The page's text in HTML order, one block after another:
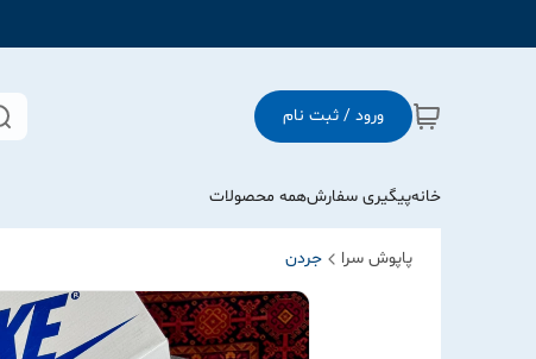
ورود / ثبت نام
خانهپیگیری سفارشهمه محصولات
پاپوش سرا جردن